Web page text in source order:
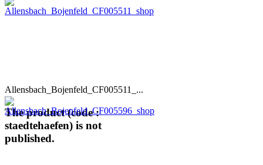
Allensbach_Bojenfeld_CF005511_...
The product (code :
staedtehaefen) is not
published.